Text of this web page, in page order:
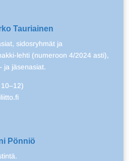
Tauriainen
sidosryhmät ja
lehti (numeroon 4/2024 asti),
ja jäsenasiat.
Pönniö